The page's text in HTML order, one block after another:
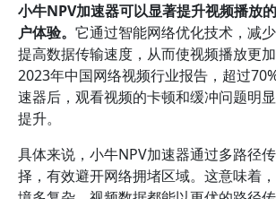
小牛NPV加速器可以显著提升视频播放
户体验。 它通过智能网络优化技术，减
提高数据传输速度，从而使视频播放更
2023年中国网络视频行业报告，超过
速器后，观看视频的卡顿和缓冲问题明
提升。
具体来说，小牛NPV加速器通过多路径
择，有效避开网络拥堵区域。这意味着